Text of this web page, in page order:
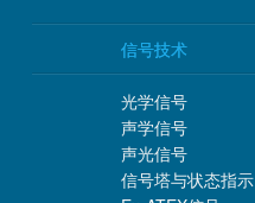
信号技术
光学信号
声学信号
声光信号
信号塔与状态指示